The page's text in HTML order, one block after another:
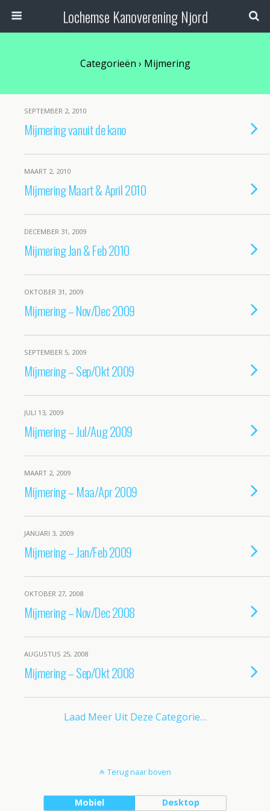
Lochemse Kanoverening Njord
Categorieën › Mijmering
SEPTEMBER 2, 2010
Mijmering vanuit de kano
MAART 2, 2010
Mijmering Maart & April 2010
DECEMBER 31, 2009
Mijmering Jan & Feb 2010
OKTOBER 31, 2009
Mijmering – Nov/Dec 2009
SEPTEMBER 5, 2009
Mijmering – Sep/Okt 2009
JULI 13, 2009
Mijmering – Jul/Aug 2009
MAART 2, 2009
Mijmering – Maa/Apr 2009
JANUARI 3, 2009
Mijmering – Jan/Feb 2009
OKTOBER 27, 2008
Mijmering – Nov/Dec 2008
AUGUSTUS 25, 2008
Mijmering – Sep/Okt 2008
Laad Meer Uit Deze Categorie…
Terug naar boven
Mobiel Desktop